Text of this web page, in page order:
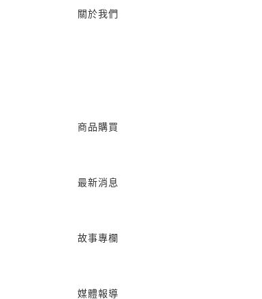
關於我們
商品購買
最新消息
故事專欄
媒體報導